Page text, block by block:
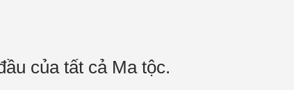
của tất cả Ma tộc.